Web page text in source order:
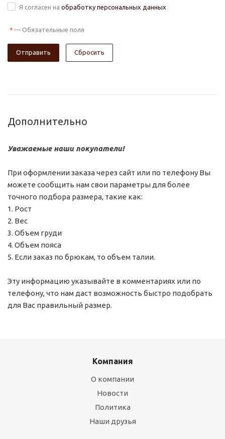
Я согласен на обработку персональных данных
* — Обязательные поля
Сбросить
Дополнительно
Уважаемые наши покупатели!
При оформлении заказа через сайт или по телефону Вы
можете сообщить нам свои параметры для более
точного подбора размера, такие как:
1. Рост
2. Вес
3. Объем груди
4. Объем пояса
5. Если заказ по брюкам, то объем талии.
Эту информацию указывайте в комментариях или по
телефону, что нам даст возможность быстро подобрать
для Вас правильный размер.
Компания
О компании
Новости
Политика
Наши друзья